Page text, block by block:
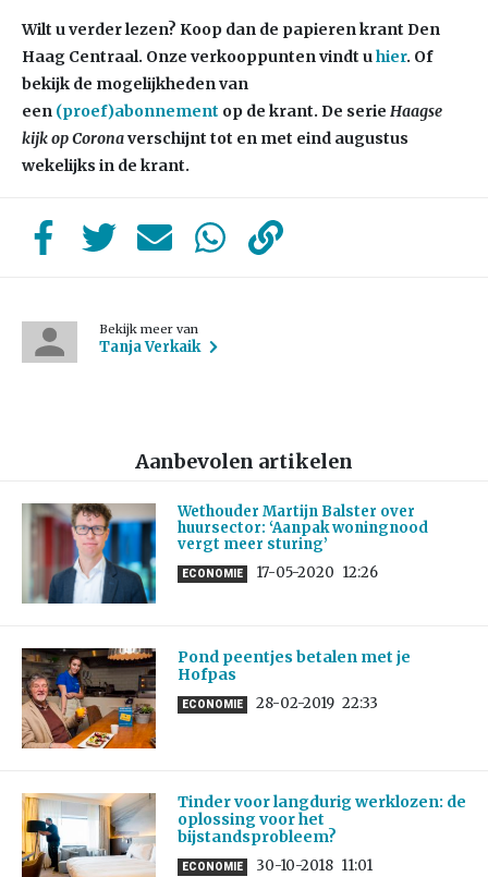
Wilt u verder lezen? Koop dan de papieren krant Den
Haag Centraal. Onze verkooppunten vindt uhier. Of
bekijk de mogelijkheden van
een (proef)abonnement op de krant. De serie Haagse
kijk op Coronaverschijnt tot en met eind augustus
wekelijks in de krant.
Bekijk meer van
Tanja Verkaik
Aanbevolen artikelen
Wethouder Martijn Balster over
huursector: ‘Aanpak woningnood
vergt meer sturing’
ECONOMIE 17-05-2020 12:26
Pond peentjes betalen met je
Hofpas
ECONOMIE 28-02-2019 22:33
Tinder voor langdurig werklozen: de
oplossing voor het
bijstandsprobleem?
ECONOMIE 30-10-2018 11:01